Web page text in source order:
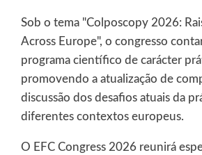
Sob o tema "Colposcopy 2026:
Across Europe", o congresso
programa científico de carácter
promovendo a atualização de
discussão dos desafios atuais da
diferentes contextos europeus.
O EFC Congress 2026 reunirá